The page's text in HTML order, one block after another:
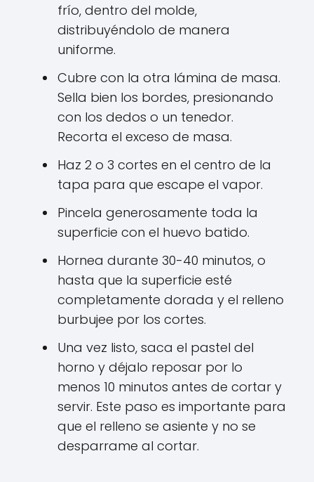
frío, dentro del molde,
distribuyéndolo de manera
uniforme.
Cubre con la otra lámina de masa.
Sella bien los bordes, presionando
con los dedos o un tenedor.
Recorta el exceso de masa.
Haz 2 o 3 cortes en el centro de la
tapa para que escape el vapor.
Pincela generosamente toda la
superficie con el huevo batido.
Hornea durante 30-40 minutos, o
hasta que la superficie esté
completamente dorada y el relleno
burbujee por los cortes.
Una vez listo, saca el pastel del
horno y déjalo reposar por lo
menos 10 minutos antes de cortar y
servir. Este paso es importante para
que el relleno se asiente y no se
desparrame al cortar.